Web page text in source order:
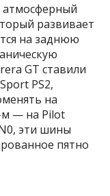
развивает
на заднюю
GT ставили
PS2,
на
м — на Pilot
эти шины
пятно